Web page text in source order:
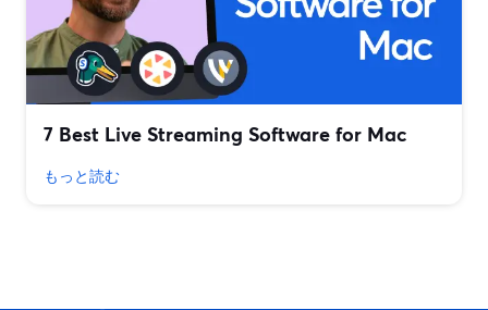
7 Best Live Streaming Software for Mac
もっと読む